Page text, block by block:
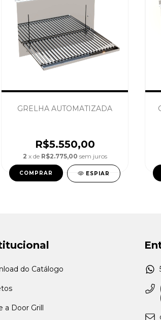
GRELHA AUTOMATIZADA
R$5.550,00
2 x de R$2.775,00 sem juros
COMPRAR ESPIAR
do Catálogo
a Door Grill